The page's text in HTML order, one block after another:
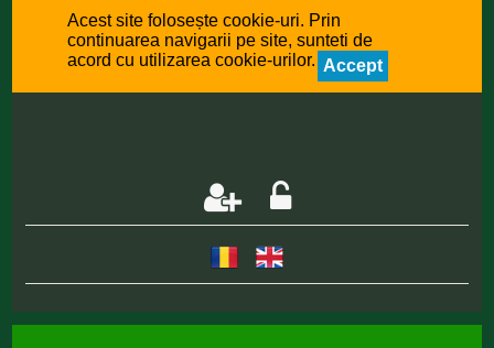
Acest site folosește cookie-uri. Prin
continuarea navigarii pe site, sunteti de
acord cu utilizarea cookie-urilor. Accept